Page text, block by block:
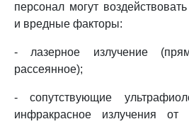
персонал могут
и вредные факторы:
- лазерное излучение
рассеянное);
- сопутствующие
инфракрасное излучения от